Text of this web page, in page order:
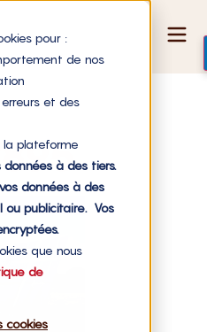
pour :
de nos
et des
la plateforme
à des tiers.
données à des
ou publicitaire. Vos
que nous
de
cookies